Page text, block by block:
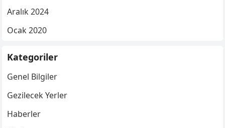
Aralık 2024
Ocak 2020
Kategoriler
Genel Bilgiler
Gezilecek Yerler
Haberler